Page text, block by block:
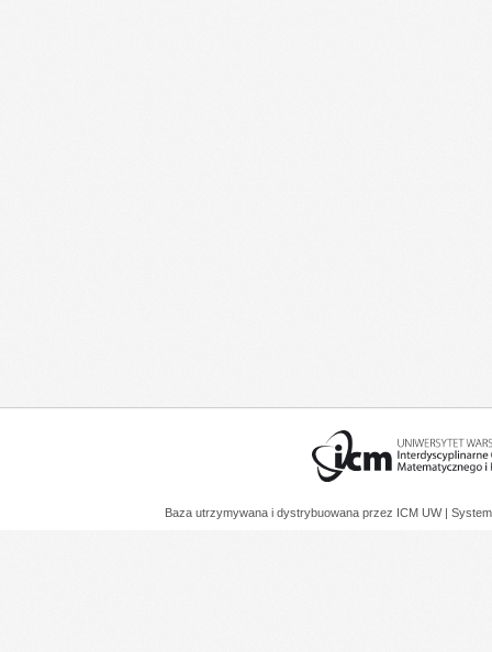
Baza utrzymywana i dystrybuowana przez ICM UW |